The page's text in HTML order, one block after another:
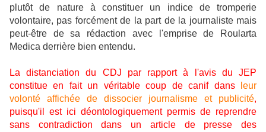
plutôt de nature à constituer un indice de tromperie
volontaire, pas forcément de la part de la journaliste mais
peut-être de sa rédaction avec l'emprise de Roularta
Medica derrière bien entendu.
La distanciation du CDJ par rapport à l'avis du JEP
constitue en fait un véritable coup de canif dans
leur
volonté affichée de dissocier journalisme et publicité,
puisqu'il est ici déontologiquement permis de reprendre
sans contradiction dans un article de presse des